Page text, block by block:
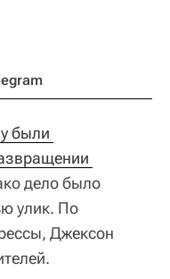
были
дело было
улик. По
Джексон